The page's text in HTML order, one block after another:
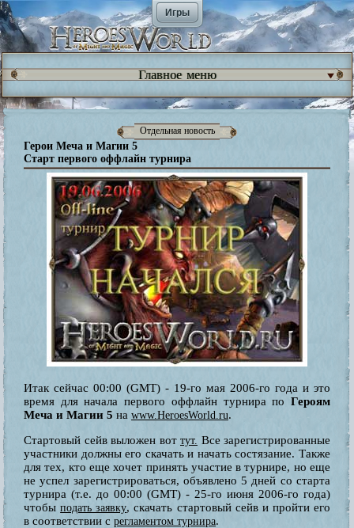
Игры
Главное меню
Отдельная новость
Герои Меча и Магии 5
Старт первого оффлайн турнира
Итак сейчас 00:00 (GMT) - 19-го мая 2006-го года и это
время для начала первого оффлайн турнира по Героям
Меча и Магии 5 на www.HeroesWorld.ru.
Стартовый сейв выложен вот тут. Все зарегистрированные
участники должны его скачать и начать состязание. Также
для тех, кто еще хочет принять участие в турнире, но еще
не успел зарегистрироваться, объявлено 5 дней со старта
турнира (т.е. до 00:00 (GMT) - 25-го июня 2006-го года)
чтобыподать заявку, скачать стартовый сейв и пройти его
в соответствии с регламентом турнира.